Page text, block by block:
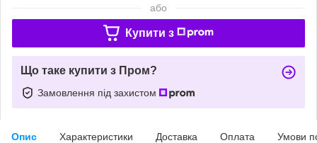
або
Купити з
Що таке купити з Пром?
Замовлення під захистом
Опис Характеристики Доставка Оплата Умови